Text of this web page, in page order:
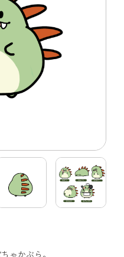
ゃかぶら。